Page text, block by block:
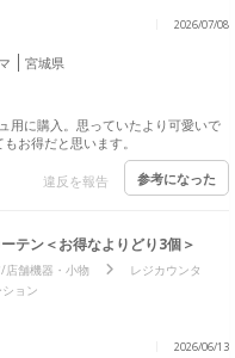
2026/07/08
宮城県
用に購入。思っていたより可愛いで
お得だと思います。
違反を報告 参考になった
テン＜お得なよりどり3個＞
舗機器・小物
レジカウンタ
ョン
2026/06/13